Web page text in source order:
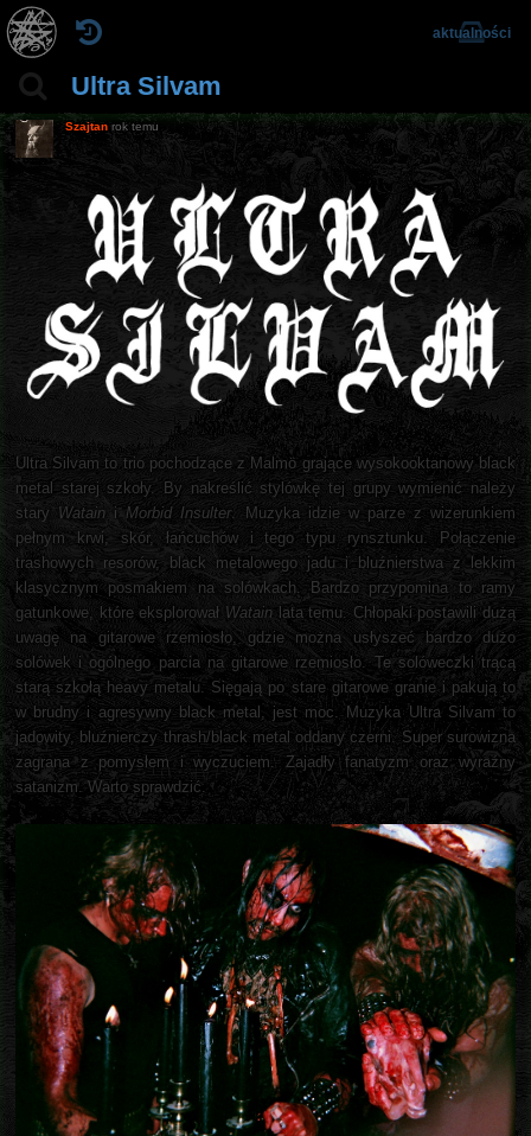
Ultra Silvam
aktualności
Szajtan rok temu
Ultra Silvam to trio pochodzące z Malmö grające wysokooktanowy black
metal starej szkoły. By nakreślić stylówkę tej grupy wymienić należy
stary Watain iMorbid Insulter. Muzyka idzie w parze z wizerunkiem
pełnym krwi, skór, łańcuchów i tego typu rynsztunku. Połączenie
trashowych resorów, black metalowego jadu i bluźnierstwa z lekkim
klasycznym posmakiem na solówkach. Bardzo przypomina to ramy
gatunkowe, które eksplorował Watainlata temu. Chłopaki postawili dużą
uwagę na gitarowe rzemiosło, gdzie można usłyszeć bardzo dużo
solówek i ogólnego parcia na gitarowe rzemiosło. Te solóweczki trącą
starą szkołą heavy metalu. Sięgają po stare gitarowe granie i pakują to
w brudny i agresywny black metal, jest moc. Muzyka Ultra Silvam to
jadowity, bluźnierczy thrash/black metal oddany czerni. Super surowizna
zagrana z pomysłem i wyczuciem. Zajadły fanatyzm oraz wyraźny
satanizm. Warto sprawdzić.